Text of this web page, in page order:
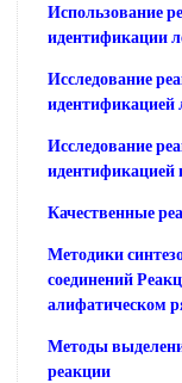
Использование
идентификации
Исследование
идентификацией
Исследование
идентификацией
Качественные
Методики
соединений
алифатическом
Методы
реакции